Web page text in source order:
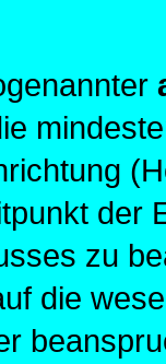
der
zu
die